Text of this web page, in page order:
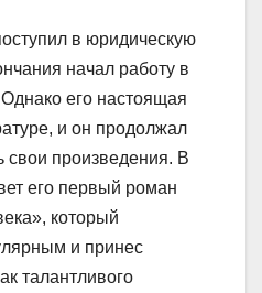
в юридическую
начал работу в
его настоящая
и он продолжал
свои произведения. В
его первый роман
который
и принес
талантливого